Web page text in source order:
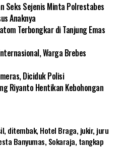
Seks Sejenis Minta Polrestabes
Anaknya
Terbongkar di Tanjung Emas
Warga Brebes
Diciduk Polisi
Riyanto Hentikan Kebohongan
, ditembak, Hotel Braga, jukir, juru
Banyumas, Sokaraja, tangkap